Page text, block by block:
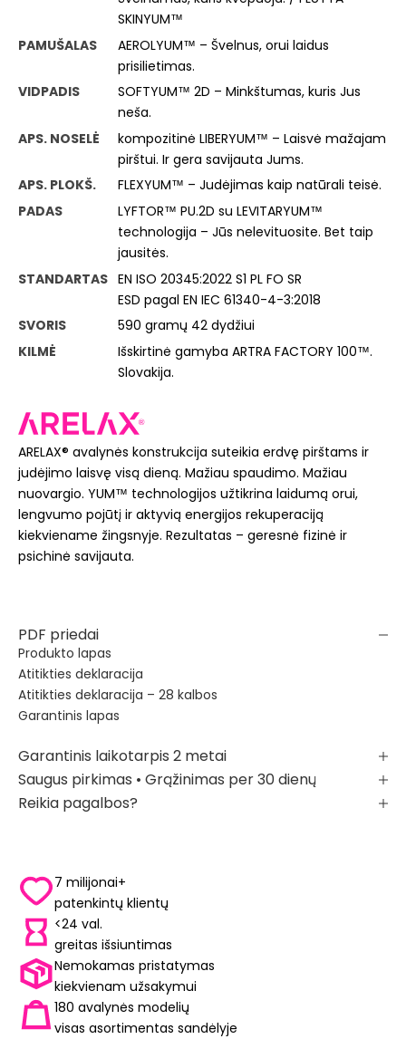
SKINYUM™
PAMUŠALAS
AEROLYUM™ – Švelnus, orui laidus
prisilietimas.
VIDPADIS
SOFTYUM™ 2D – Minkštumas, kuris Jus
neša.
APS. NOSELĖ
kompozitinė LIBERYUM™ – Laisvė mažajam
pirštui. Ir gera savijauta Jums.
APS. PLOKŠ.
FLEXYUM™ – Judėjimas kaip natūrali teisė.
PADAS
LYFTOR™ PU.2D su LEVITARYUM™
technologija – Jūs nelevituosite. Bet taip
jausitės.
STANDARTAS EN ISO 20345:2022 S1 PL FO SR
ESD pagal EN IEC 61340-4-3:2018
SVORIS
590 gramų 42 dydžiui
KILMĖ
Išskirtinė gamyba ARTRA FACTORY 100™.
Slovakija.
ARELAX® avalynės konstrukcija suteikia erdvę pirštams ir
judėjimo laisvę visą dieną. Mažiau spaudimo. Mažiau
nuovargio. YUM™ technologijos užtikrina laidumą orui,
lengvumo pojūtį ir aktyvią energijos rekuperaciją
kiekviename žingsnyje. Rezultatas – geresnė fizinė ir
psichinė savijauta.
PDF priedai
Produkto lapas
Atitikties deklaracija
Atitikties deklaracija – 28 kalbos
Garantinis lapas
Garantinis laikotarpis 2 metai
Saugus pirkimas • Grąžinimas per 30 dienų
Reikia pagalbos?
7 milijonai+
patenkintų klientų
<24 val.
greitas išsiuntimas
Nemokamas pristatymas
kiekvienam užsakymui
180 avalynės modelių
visas asortimentas sandėlyje
YUM™ TECHNOLOGIJOS